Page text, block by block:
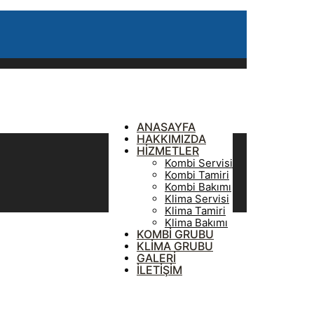
ANASAYFA
HAKKIMIZDA
HİZMETLER
Kombi Servisi
Kombi Tamiri
Kombi Bakımı
Klima Servisi
Klima Tamiri
Klima Bakımı
KOMBİ GRUBU
KLİMA GRUBU
GALERİ
İLETİŞİM